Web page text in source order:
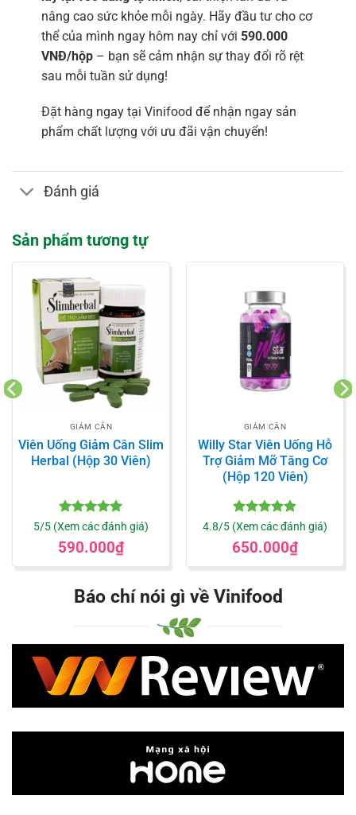
nâng cao sức khỏe mỗi ngày. Hãy đầu tư cho cơ
thể của mình ngay hôm nay chỉ với 590.000
VNĐ/hộp– bạn sẽ cảm nhận sự thay đổi rõ rệt
sau mỗi tuần sử dụng!
Đặt hàng ngay tại Vinifood để nhận ngay sản
phẩm chất lượng với ưu đãi vận chuyển!
Đánh giá
Sản phẩm tương tự
GIẢM CÂN
Viên Uống Giảm Cân Slim
Herbal (Hộp 30 Viên)
Được xếp
sao
5/5 (Xem các đánh giá)
590.000₫
GIẢM CÂN
Willy Star Viên Uống Hỗ
Trợ Giảm Mỡ Tăng Cơ
(Hộp 120 Viên)
Được xếp
sao
4.8/5 (Xem các đánh giá)
650.000₫
Báo chí nói gì về Vinifood